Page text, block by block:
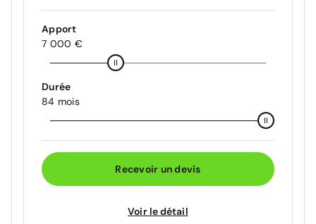
Apport
7 000 €
Durée
84 mois
Recevoir un devis
Voir le détail